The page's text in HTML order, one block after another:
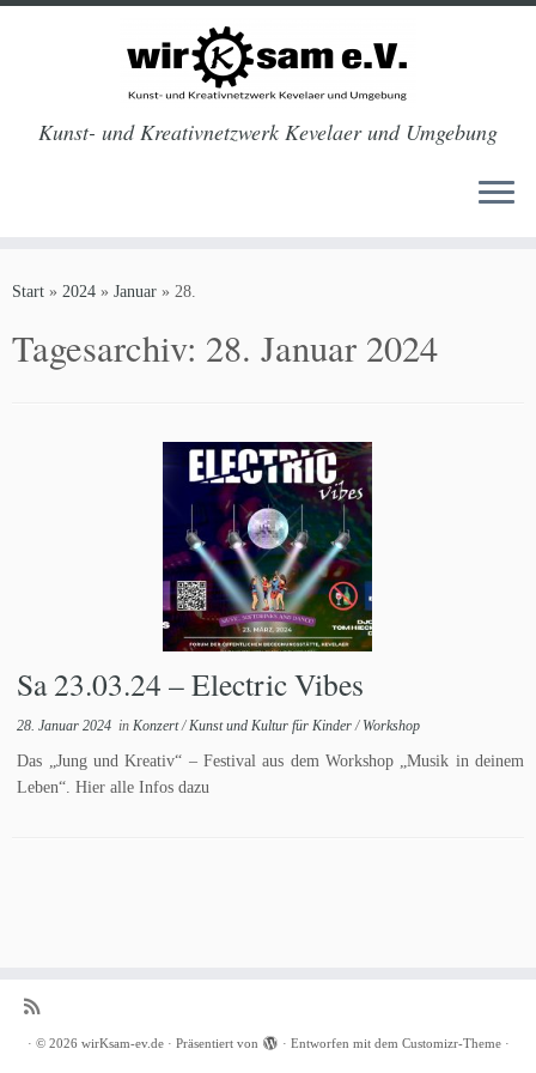
Inhalt
Kunst- und Kreativnetzwerk Kevelaer und Umgebung
Start » 2024 » Januar » 28.
Tagesarchiv: 28. Januar 2024
Sa 23.03.24 – Electric Vibes
28. Januar 2024 inKonzert/Kunst und Kultur für Kinder/ Workshop
Das „Jung und Kreativ“ – Festival aus dem Workshop „Musik in deinem
Leben“. Hier alle Infos dazu
· © 2026 wirKsam-ev.de· Präsentiert von · Entworfen mit dem Customizr-Theme·